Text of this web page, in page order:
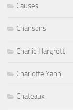
Causes
Chansons
Charlie Hargrett
Charlotte Yanni
Chateaux